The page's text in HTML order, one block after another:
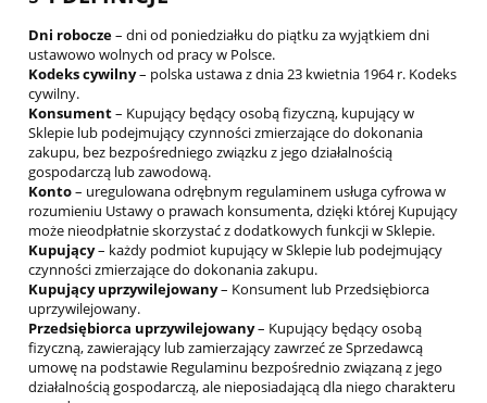
Dni robocze– dni od poniedziałku do piątku za wyjątkiem dni
ustawowo wolnych od pracy w Polsce.
Kodeks cywilny– polska ustawa z dnia 23 kwietnia 1964 r. Kodeks
cywilny.
Konsument– Kupujący będący osobą fizyczną, kupujący w
Sklepie lub podejmujący czynności zmierzające do dokonania
zakupu, bez bezpośredniego związku z jego działalnością
gospodarczą lub zawodową.
Konto– uregulowana odrębnym regulaminem usługa cyfrowa w
rozumieniu Ustawy o prawach konsumenta, dzięki której Kupujący
może nieodpłatnie skorzystać z dodatkowych funkcji w Sklepie.
Kupujący– każdy podmiot kupujący w Sklepie lub podejmujący
czynności zmierzające do dokonania zakupu.
Kupujący uprzywilejowany– Konsument lub Przedsiębiorca
uprzywilejowany.
Przedsiębiorca uprzywilejowany– Kupujący będący osobą
fizyczną, zawierający lub zamierzający zawrzeć ze Sprzedawcą
umowę na podstawie Regulaminu bezpośrednio związaną z jego
działalnością gospodarczą, ale nieposiadającą dla niego charakteru